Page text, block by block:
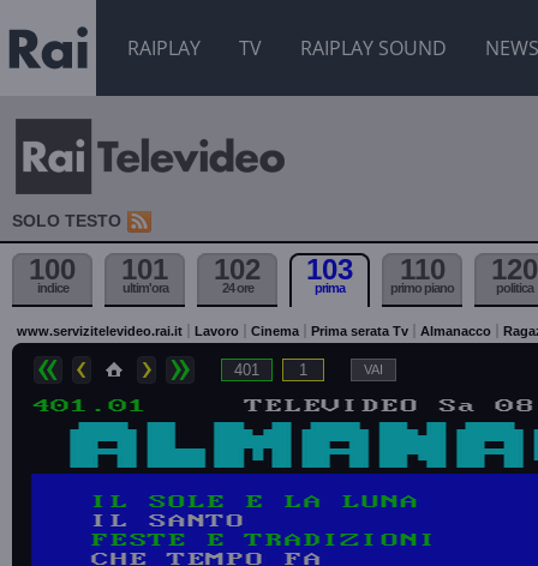
RAIPLAY TV RAIPLAY SOUND NEWS
SOLO TESTO
100
indice
101
ultim'ora
102
24 ore
103
prima
110
primo piano
120
politica
www.servizitelevideo.rai.it Lavoro Cinema Prima serata Tv Almanacco